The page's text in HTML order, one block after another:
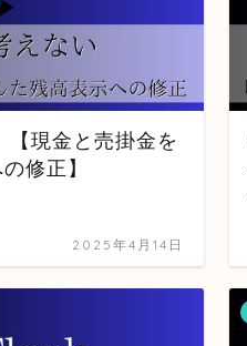
現金と売掛金を
修正】
2025年4月14日